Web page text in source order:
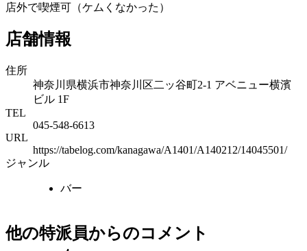
店外で喫煙可（ケムくなかった）
店舗情報
住所
神奈川県横浜市神奈川区二ッ谷町2-1 アベニュー横濱
ビル 1F
TEL
045-548-6613
URL
https://tabelog.com/kanagawa/A1401/A140212/14045501/
ジャンル
バー
他の特派員からのコメント